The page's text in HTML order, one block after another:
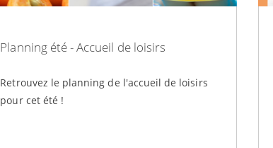
Planning été - Accueil de loisirs
Retrouvez le planning de l'accueil de loisirs
pour cet été !